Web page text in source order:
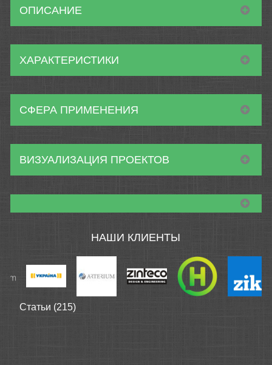
ОПИСАНИЕ
ХАРАКТЕРИСТИКИ
СФЕРА ПРИМЕНЕНИЯ
ВИЗУАЛИЗАЦИЯ ПРОЕКТОВ
НАШИ КЛИЕНТЫ
Статьи (215)